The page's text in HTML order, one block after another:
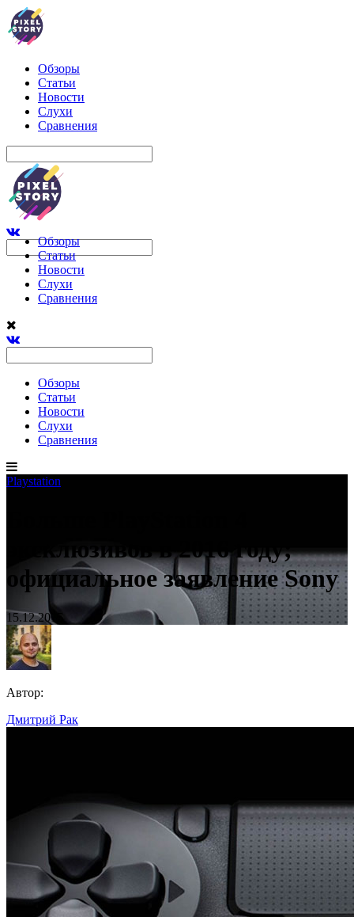
Обзоры
Статьи
Новости
Слухи
Сравнения
Обзоры
Статьи
Новости
Слухи
Сравнения
Обзоры
Статьи
Новости
Слухи
Сравнения
Playstation
эксклюзивов в 2016 году;
официальное заявление Sony
15.12.2015
Автор:
Дмитрий Рак
эксклюзивов
году;
официальное
заявление